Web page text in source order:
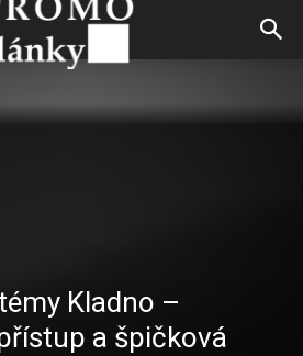
Kladno –
a špičková